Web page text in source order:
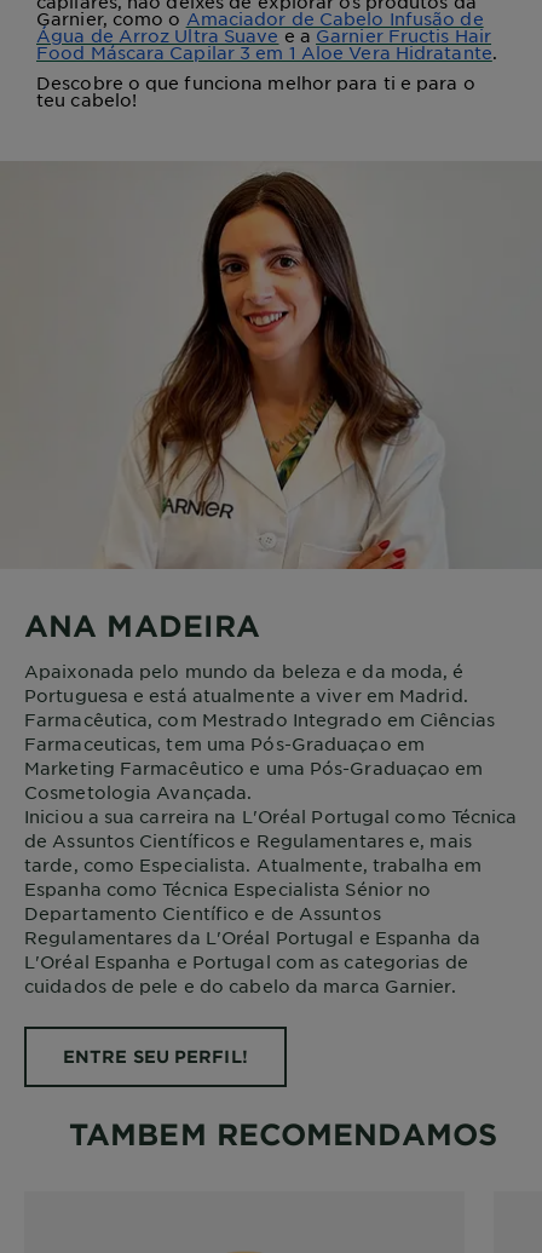
Garnier, como o Amaciador de Cabelo Infusão de
Água de Arroz Ultra Suave e a Garnier Fructis Hair
Food Máscara Capilar 3 em 1 Aloe Vera Hidratante.
Descobre o que funciona melhor para ti e para o
teu cabelo!
ANA MADEIRA
Apaixonada pelo mundo da beleza e da moda, é
Portuguesa e está atualmente a viver em Madrid.
Farmacêutica, com Mestrado Integrado em Ciências
Farmaceuticas, tem uma Pós-Graduaçao em
Marketing Farmacêutico e uma Pós-Graduaçao em
Cosmetologia Avançada.
Iniciou a sua carreira na L'Oréal Portugal como Técnica
de Assuntos Científicos e Regulamentares e, mais
tarde, como Especialista. Atualmente, trabalha em
Espanha como Técnica Especialista Sénior no
Departamento Científico e de Assuntos
Regulamentares da L'Oréal Portugal e Espanha da
L'Oréal Espanha e Portugal com as categorias de
cuidados de pele e do cabelo da marca Garnier.
ENTRE SEU PERFIL!
TAMBEM RECOMENDAMOS